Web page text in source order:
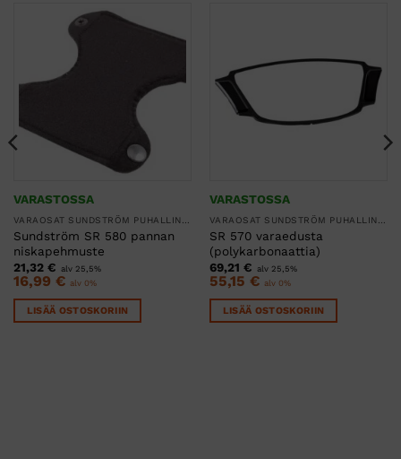
VARASTOSSA
Sundström SR 580 pannan
niskapehmuste
21,32 € alv 25,5%
16,99 € alv 0%
LISÄÄ OSTOSKORIIN
VARASTOSSA
SR 570 varaedusta
(polykarbonaattia)
69,21 € alv 25,5%
55,15 € alv 0%
LISÄÄ OSTOSKORIIN